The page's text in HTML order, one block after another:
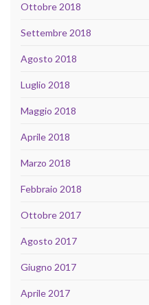
Ottobre 2018
Settembre 2018
Agosto 2018
Luglio 2018
Maggio 2018
Aprile 2018
Marzo 2018
Febbraio 2018
Ottobre 2017
Agosto 2017
Giugno 2017
Aprile 2017